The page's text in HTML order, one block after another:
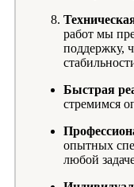
работ мы
поддержку,
Быстрая
стремимся
опытных
любой